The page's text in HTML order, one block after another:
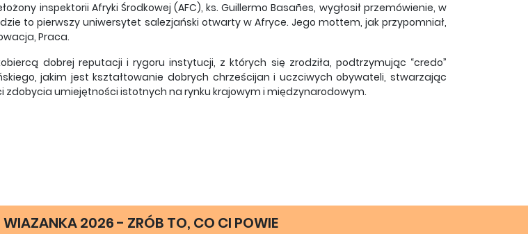
inspektorii Afryki Środkowej (AFC), ks. Guillermo Basañes, wygłosił przemówienie, w
to pierwszy uniwersytet salezjański otwarty w Afryce. Jego mottem, jak przypomniał,
Praca.
dobrej reputacji i rygoru instytucji, z których się zrodziła, podtrzymując “credo”
jakim jest kształtowanie dobrych chrześcijan i uczciwych obywateli, stwarzając
zdobycia umiejętności istotnych na rynku krajowym i międzynarodowym.
WIAZANKA 2026 - ZRÓB TO, CO CI POWIE